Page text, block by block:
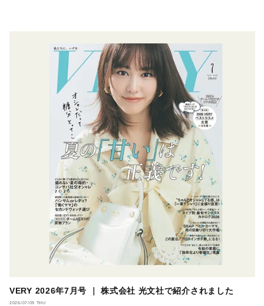
VERY 2026年7月号 ｜ 株式会社 光文社で紹介されました
2026/07/09 THU